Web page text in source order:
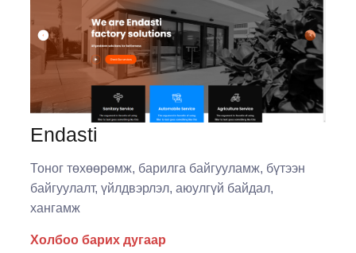
Endasti
Тоног төхөөрөмж, барилга байгууламж, бүтээн
байгуулалт, үйлдвэрлэл, аюулгүй байдал,
хангамж
Холбоо барих дугаар